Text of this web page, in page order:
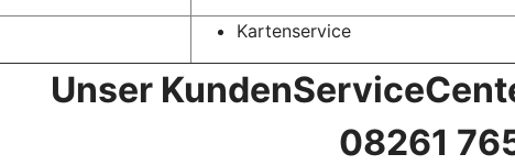
Kartenservice
Unser
08261